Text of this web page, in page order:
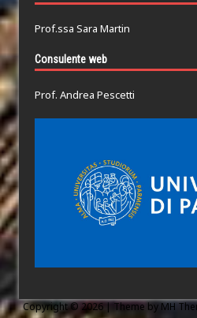
Prof.ssa Sara Martin
Consulente web
Prof. Andrea Pescetti
Copyright © 2026 | Theme byMH